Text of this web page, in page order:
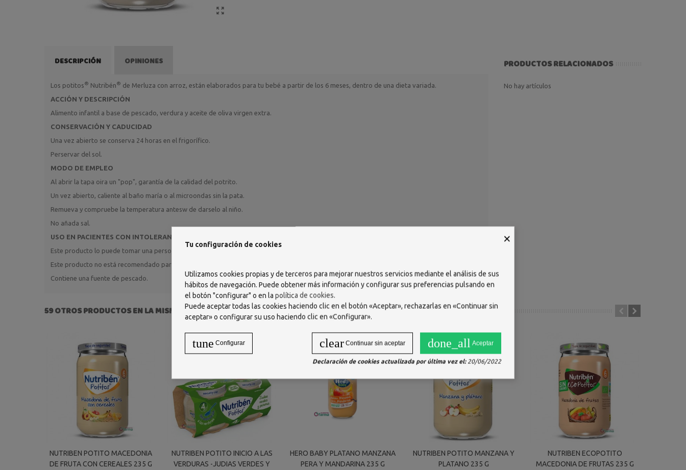
DESCRIPCIÓN OPINIONES
Los potitos® Nutribén® de Merluza con arroz, están elaborados para tu bebé a partir de los 6 meses, dentro de una dieta variada.
ACCIÓN Y DESCRIPCIÓN
Alimento infantil a base de pescado, verdura y aceite de oliva virgen extra.
CONSERVACIÓN Y CADUCIDAD
Una vez abierto se conserva 24 horas en el frigorífico.
Perservar del sol.
MODO DE EMPLEO
Al abrir la tapa oira un "pop", garantía de la calidad del potrito.
Un vez abierto, caliente al baño maría o al microondas sin la pata.
Remueva y compruebe la temperatura antesw de darselo al niño.
No añada sal.
USO EN PACIENTES CON INTOLERANCIA ALIMENTARIA
Este producto lo puede tomar una persona celíaca o alérgica/intolerante al huevo.
Este producto no está recomendado para una persona alérgica a la leche o intolerante a lactosa.
Contiene una fuente de pescado.
PRODUCTOS RELACIONADOS
No hay artículos
59 OTROS PRODUCTOS EN LA MISMA CATEGORÍA:
NUTRIBEN POTITO MACEDONIA
DE FRUTA CON CEREALES 235 G
NUTRIBEN POTITO INICIO A LAS
VERDURAS -JUDIAS VERDES Y
HERO BABY PLATANO MANZANA
PERA Y MANDARINA 235 G
NUTRIBEN POTITO MANZANA Y
PLATANO 235 G
NUTRIBEN ECOPOTITO
MACEDONIA DE FRUTAS 235 G
×
Tu configuración de cookies
Utilizamos cookies propias y de terceros para mejorar nuestros servicios mediante el análisis de sus
hábitos de navegación. Puede obtener más información y configurar sus preferencias pulsando en
el botón "configurar" o en la política de cookies.
Puede aceptar todas las cookies haciendo clic en el botón «Aceptar», rechazarlas en «Continuar sin
aceptar» o configurar su uso haciendo clic en «Configurar».
done_all Aceptar
clear Continuar sin aceptar
tune Configurar
Declaración de cookies actualizada por última vez el:20/06/2022